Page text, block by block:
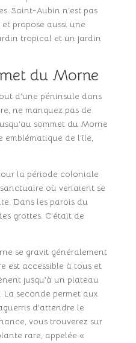
Saint-Aubin n’est pas
propose aussi une
tropical et un jardin
du Morne
d’une péninsule dans
ne manquez pas de
sommet du Morne
emblématique de l’île,
la période coloniale
où venaient se
Dans les parois du
grottes. C’était de
se gravit généralement
est accessible à tous et
jusqu’à un plateau
La seconde permet aux
d’attendre le
vous trouverez sur
rare, appelée «